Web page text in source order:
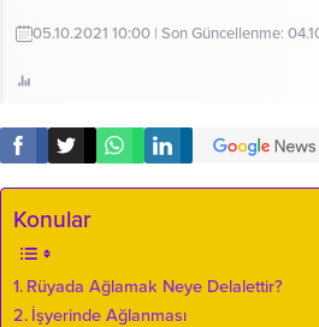
05.10.2021 10:00 | Son Güncellenme:
Konular
Rüyada Ağlamak Neye Delalettir?
İşyerinde Ağlanması